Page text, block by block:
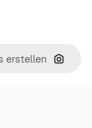
Nach